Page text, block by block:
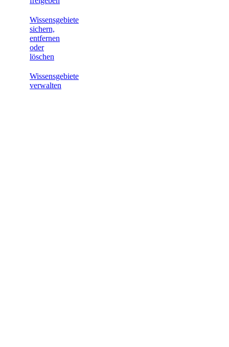
Wissensgebiete
sichern,
entfernen
oder
löschen
Wissensgebiete
verwalten